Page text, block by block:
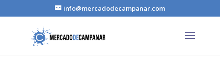
info@mercadodecampanar.com